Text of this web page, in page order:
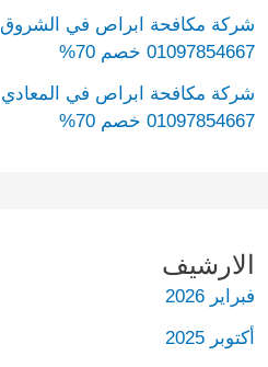
شركة مكافحة ابراص في الشروق
01097854667 خصم 70%
شركة مكافحة ابراص في المعادي
01097854667 خصم 70%
الارشيف
فبراير 2026
أكتوبر 2025